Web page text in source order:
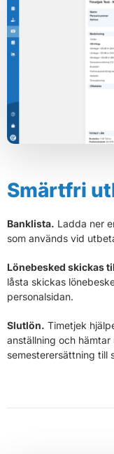
Smärtfri
Banklista. Ladda ner
som används vid
Lönebesked skickas
låsta skickas
personalsidan.
Slutlön. Timetjek
anställning och
semesterersättning till